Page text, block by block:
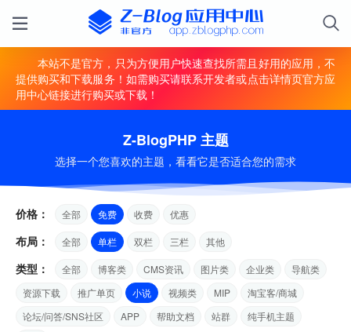
本站不是官方，只为方便用户快速查找所需且好用的应用，不
提供购买和下载服务！如需购买请联系开发者或点击详情页官方应
用中心链接进行购买或下载！
Z-BlogPHP 主题
选择一个您喜欢的主题，看看它是否适合您的需求
价格： 全部 免费 收费 优惠
布局： 全部 单栏 双栏 三栏 其他
类型： 全部 博客类 CMS资讯 图片类 企业类
导航类
资源下载
推广单页 小说 视频类 MIP
淘宝客/商城
论坛/问答/SNS社区
APP 帮助文档 站群
纯手机主题